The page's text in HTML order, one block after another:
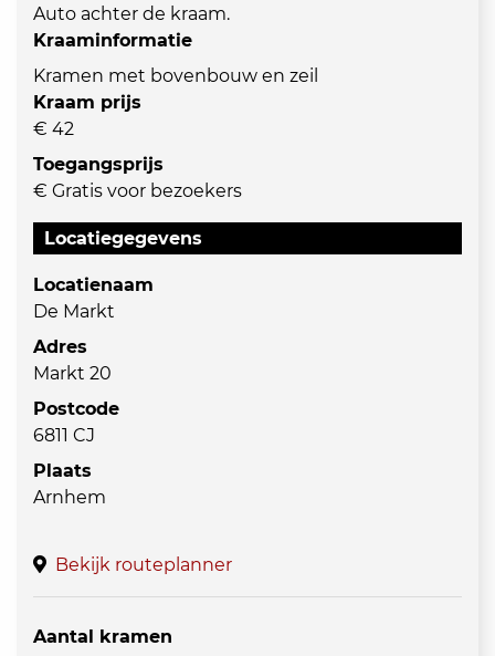
Auto achter de kraam.
Kraaminformatie
Kramen met bovenbouw en zeil
Kraam prijs
€ 42
Toegangsprijs
€ Gratis voor bezoekers
Locatiegegevens
Locatienaam
De Markt
Adres
Markt 20
Postcode
6811 CJ
Plaats
Arnhem
Bekijk routeplanner
Aantal kramen